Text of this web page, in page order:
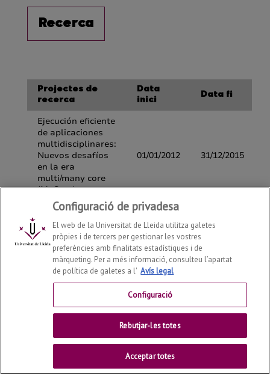
Departament d'Enginyeria Informàtica i Disseny Digital
© | Telf: +34 973 70 27 55
Contactar
Universitat de Lleida
Configuració de privadesa
El web de la Universitat de Lleida utilitza galetes
pròpies i de tercers per gestionar les vostres
preferències amb finalitats estadístiques i de
màrqueting. Per a més informació, consulteu l’apartat
de política de galetes a l' Avís legal
Configuració
Rebutjar-les totes
Acceptar totes